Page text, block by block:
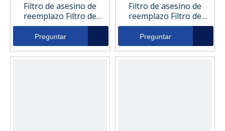
Filtro de asesino de
reemplazo Filtro de
presión hidráulica 100-
1415
Preguntar
Filtro de asesino de
reemplazo Filtro de
retorno hidráulico 100-
5675
Preguntar